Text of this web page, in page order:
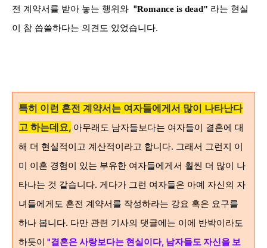
전 계약서를 받아 놓는 행위와 "Romance is dead" 라는 현실
이
참 씁쓸하다는 의견도 있었습니다.
특히 이런 혼전 계약서는 여자들에게서 많이 나타난다
고 하는데요, 아무래도 남자들보다는 여자들이 결혼에 대
해 더 현실적이고 계산적이라고 합니다. 그래서 그런지 이
미 이혼 경험이 있는 부유한 여자들에게서 훨씬 더 많이 나
타나는 것 같습니다. 게다가 그런 여자들은 아예 자신의 자
녀들에게도 혼전 계약서를 작성하라는 강요 혹은 요구를
하나 봅니다. 다만 관련 기사의 댓글에는 이에 반박이라도
하듯이 "결혼은 사랑보다는 현실이다, 남자들도 자신을 보